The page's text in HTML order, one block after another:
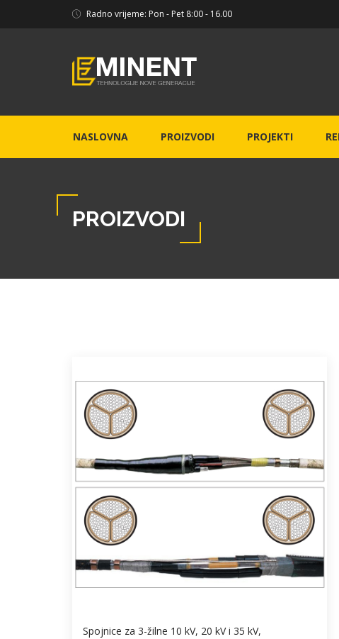
Radno vrijeme: Pon - Pet 8:00 - 16.00
NASLOVNA PROIZVODI PROJEKTI
PROIZVODI
Spojnice za 3-žilne 10 kV, 20 kV i 35 kV,